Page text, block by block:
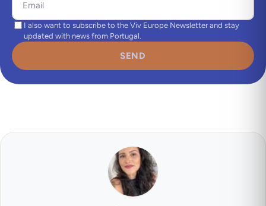
I also want to subscribe to the Viv Europe Newsletter and stay
updated with news from Portugal.
SEND